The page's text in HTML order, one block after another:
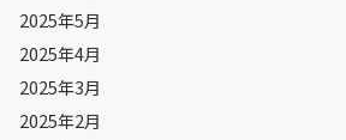
2025年5月
2025年4月
2025年3月
2025年2月